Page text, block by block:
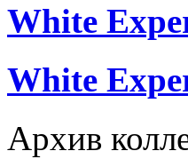
White
White
Архив